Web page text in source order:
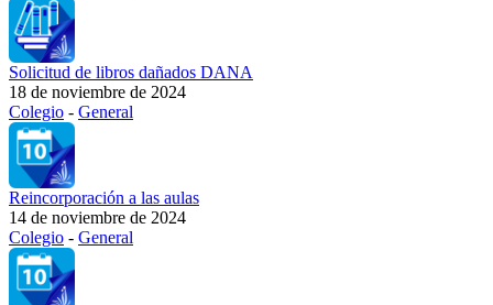
Solicitud de libros dañados DANA
18 de noviembre de 2024
Colegio - General
Reincorporación a las aulas
14 de noviembre de 2024
Colegio - General